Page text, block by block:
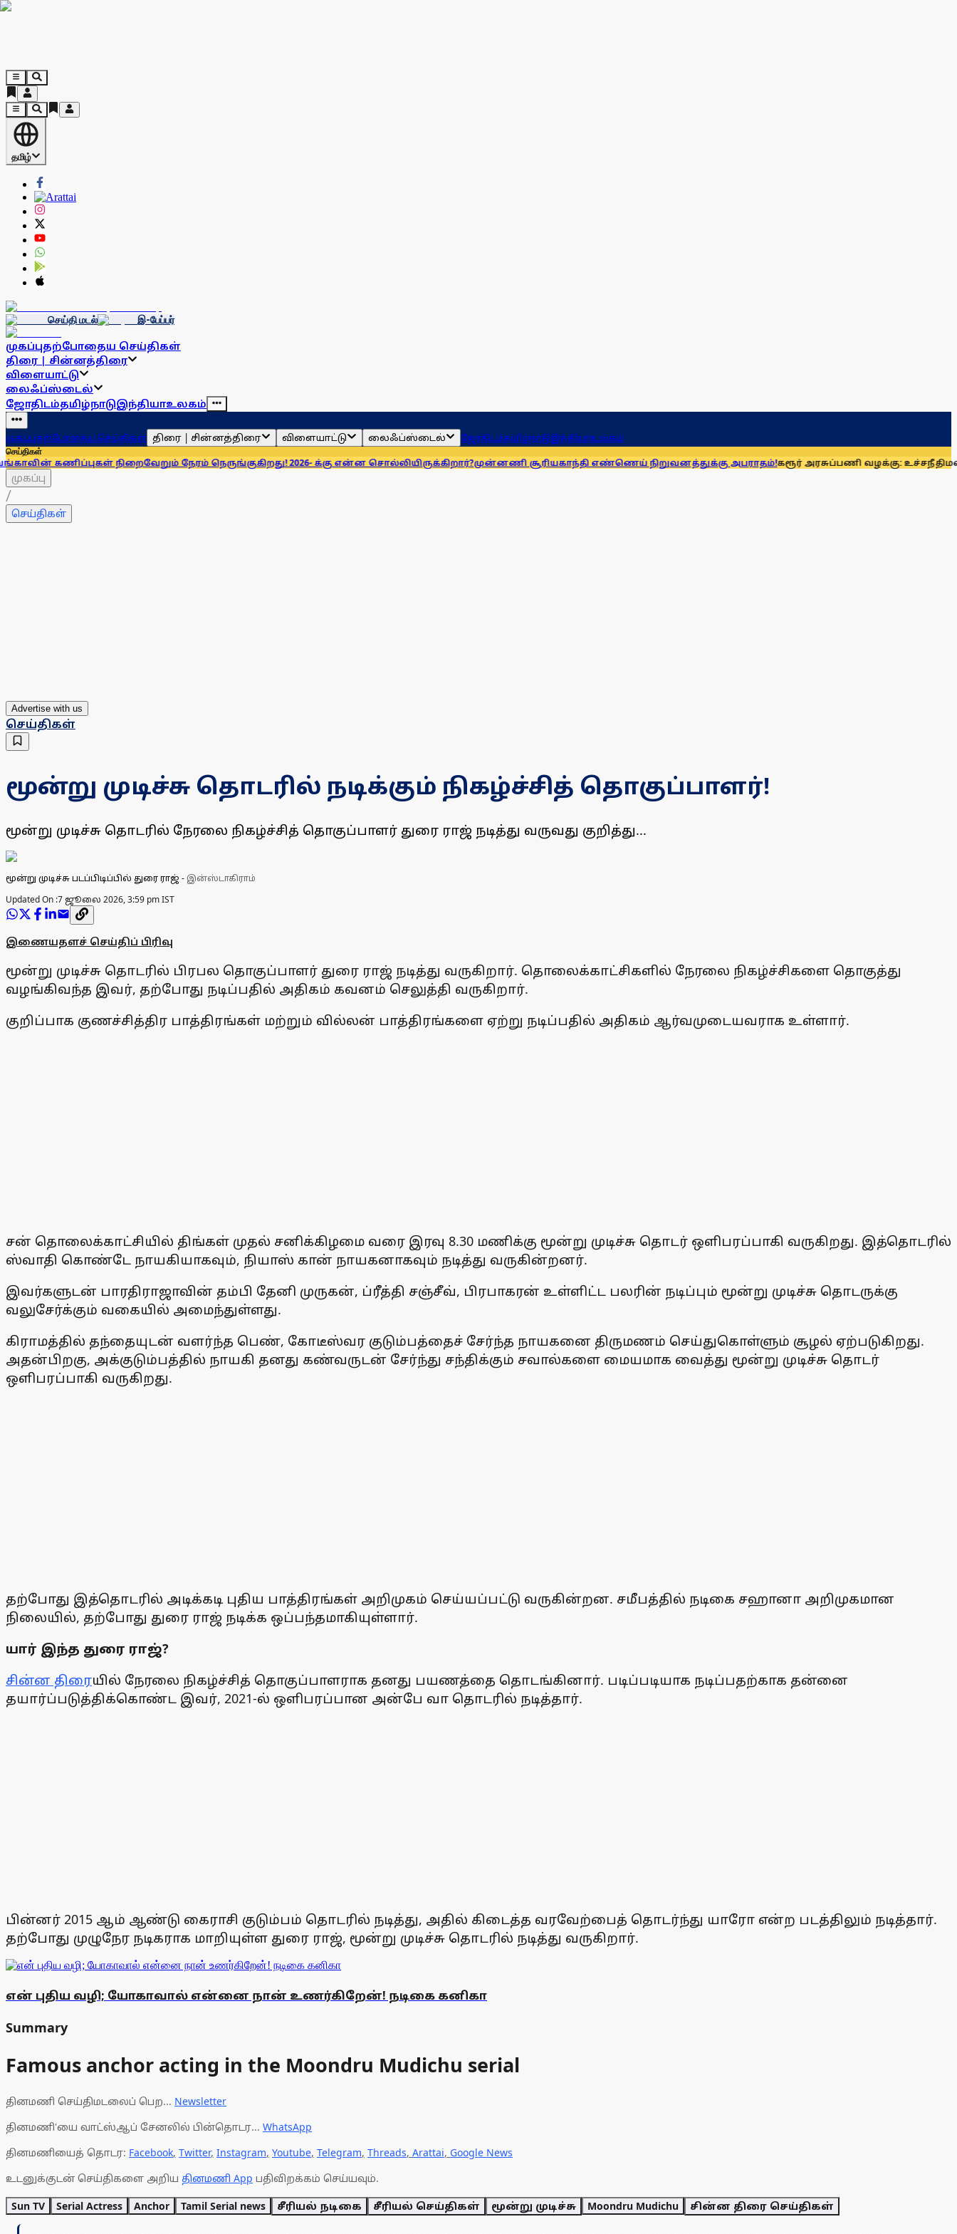
தமிழ்
செய்தி மடல் இ-பேப்பர்
முகப்புதற்போதைய செய்திகள்
திரை | சின்னத்திரை
விளையாட்டு
லைஃப்ஸ்டைல்
ஜோதிடம்தமிழ்நாடுஇந்தியாஉலகம்
முகப்புதற்போதைய செய்திகள் திரை | சின்னத்திரை விளையாட்டு லைஃப்ஸ்டைல் ஜோதிடம்தமிழ்நாடுஇந்தியாஉலகம்
செய்திகள்
நிறைவேறும் நேரம் நெருங்குகிறது! 2026- க்கு என்ன சொல்லியிருக்கிறார்?முன்னணி சூரியகாந்தி எண்ணெய் நிறுவனத்துக்கு அபராதம்!கரூர் அரசுப்பணி வழக்கு: உச்சநீதிமன்றத்தில்
முகப்பு
/
செய்திகள்
Advertise with us
செய்திகள்
மூன்று முடிச்சு தொடரில் நடிக்கும் நிகழ்ச்சித் தொகுப்பாளர்!
மூன்று முடிச்சு தொடரில் நேரலை நிகழ்ச்சித் தொகுப்பாளர் துரை ராஜ் நடித்து வருவது குறித்து...
மூன்று முடிச்சு படப்பிடிப்பில் துரை ராஜ் - இன்ஸ்டாகிராம்
Updated On :7 ஜூலை 2026, 3:59 pm IST
இணையதளச் செய்திப் பிரிவு
மூன்று முடிச்சு தொடரில் பிரபல தொகுப்பாளர் துரை ராஜ் நடித்து வருகிறார். தொலைக்காட்சிகளில் நேரலை நிகழ்ச்சிகளை தொகுத்து
வழங்கிவந்த இவர், தற்போது நடிப்பதில் அதிகம் கவனம் செலுத்தி வருகிறார்.
குறிப்பாக குணச்சித்திர பாத்திரங்கள் மற்றும் வில்லன் பாத்திரங்களை ஏற்று நடிப்பதில் அதிகம் ஆர்வமுடையவராக உள்ளார்.
சன் தொலைக்காட்சியில் திங்கள் முதல் சனிக்கிழமை வரை இரவு 8.30 மணிக்கு மூன்று முடிச்சு தொடர் ஒளிபரப்பாகி வருகிறது. இத்தொடரில்
ஸ்வாதி கொண்டே நாயகியாகவும், நியாஸ் கான் நாயகனாகவும் நடித்து வருகின்றனர்.
இவர்களுடன் பாரதிராஜாவின் தம்பி தேனி முருகன், ப்ரீத்தி சஞ்சீவ், பிரபாகரன் உள்ளிட்ட பலரின் நடிப்பும் மூன்று முடிச்சு தொடருக்கு
வலுசேர்க்கும் வகையில் அமைந்துள்ளது.
கிராமத்தில் தந்தையுடன் வளர்ந்த பெண், கோடீஸ்வர குடும்பத்தைச் சேர்ந்த நாயகனை திருமணம் செய்துகொள்ளும் சூழல் ஏற்படுகிறது.
அதன்பிறகு, அக்குடும்பத்தில் நாயகி தனது கண்வருடன் சேர்ந்து சந்திக்கும் சவால்களை மையமாக வைத்து மூன்று முடிச்சு தொடர்
ஒளிபரப்பாகி வருகிறது.
தற்போது இத்தொடரில் அடிக்கடி புதிய பாத்திரங்கள் அறிமுகம் செய்யப்பட்டு வருகின்றன. சமீபத்தில் நடிகை சஹானா அறிமுகமான
நிலையில், தற்போது துரை ராஜ் நடிக்க ஒப்பந்தமாகியுள்ளார்.
யார் இந்த துரை ராஜ்?
சின்ன திரையில் நேரலை நிகழ்ச்சித் தொகுப்பாளராக தனது பயணத்தை தொடங்கினார். படிப்படியாக நடிப்பதற்காக தன்னை
தயார்ப்படுத்திக்கொண்ட இவர், 2021-ல் ஒளிபரப்பான அன்பே வா தொடரில் நடித்தார்.
பின்னர் 2015 ஆம் ஆண்டு கைராசி குடும்பம் தொடரில் நடித்து, அதில் கிடைத்த வரவேற்பைத் தொடர்ந்து யாரோ என்ற படத்திலும் நடித்தார்.
தற்போது முழுநேர நடிகராக மாறியுள்ள துரை ராஜ், மூன்று முடிச்சு தொடரில் நடித்து வருகிறார்.
என் புதிய வழி; யோகாவால் என்னை நான் உணர்கிறேன்! நடிகை கனிகா
Summary
Famous anchor acting in the Moondru Mudichu serial
தினமணி செய்திமடலைப் பெற... Newsletter
தினமணி'யை வாட்ஸ்ஆப் சேனலில் பின்தொடர... WhatsApp
தினமணியைத் தொடர: Facebook, Twitter, Instagram, Youtube, Telegram, Threads, Arattai, Google News
உடனுக்குடன் செய்திகளை அறிய தினமணி App பதிவிறக்கம் செய்யவும்.
Sun TV Serial Actress Anchor Tamil Serial news சீரியல் நடிகை சீரியல் செய்திகள் மூன்று முடிச்சு Moondru Mudichu சின்ன திரை செய்திகள்